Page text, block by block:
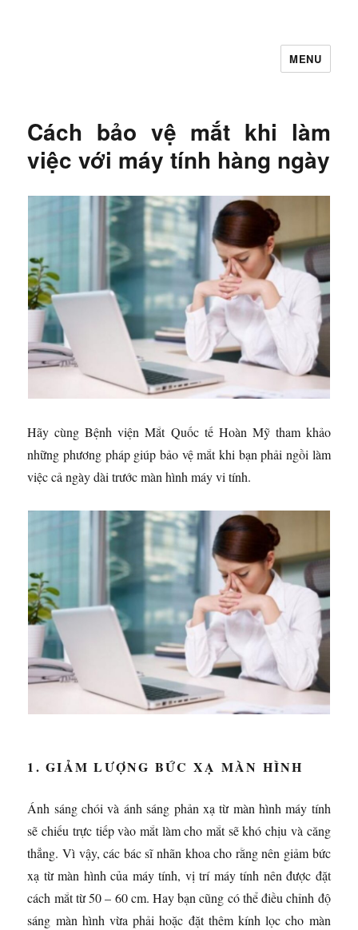
MENU
Cách bảo vệ mắt khi làm
việc với máy tính hàng ngày
Hãy cùng Bệnh viện Mắt Quốc tế Hoàn Mỹ tham khảo
những phương pháp giúp bảo vệ mắt khi bạn phải ngồi làm
việc cả ngày dài trước màn hình máy vi tính.
1. GIẢM LƯỢNG BỨC XẠ MÀN HÌNH
Ánh sáng chói và ánh sáng phản xạ từ màn hình máy tính
sẽ chiếu trực tiếp vào mắt làm cho mắt sẽ khó chịu và căng
thẳng. Vì vậy, các bác sĩ nhãn khoa cho rằng nên giảm bức
xạ từ màn hình của máy tính, vị trí máy tính nên được đặt
cách mắt từ 50 – 60 cm. Hay bạn cũng có thể điều chỉnh độ
sáng màn hình vừa phải hoặc đặt thêm kính lọc cho màn